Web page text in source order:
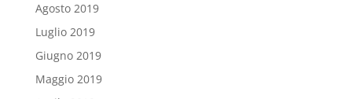
Agosto 2019
Luglio 2019
Giugno 2019
Maggio 2019